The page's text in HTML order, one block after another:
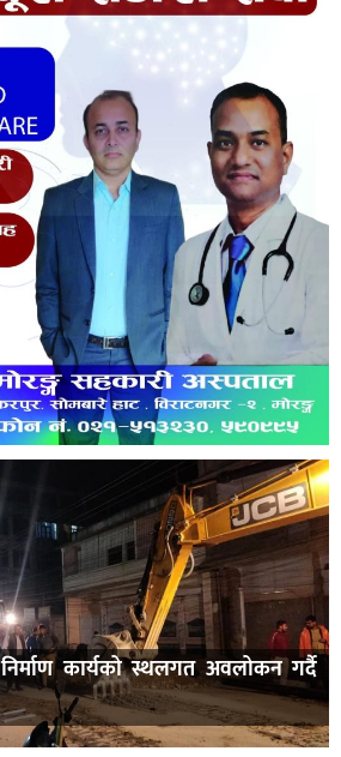
कार्यको स्थलगत अवलोकन गर्दै